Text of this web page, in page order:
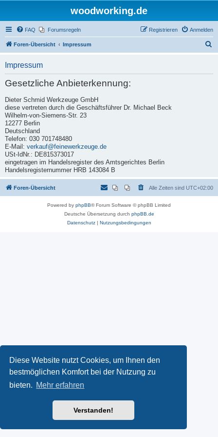
Diese Website nutzt Cookies, um Ihnen den
bestmöglichen Komfort bei der Nutzung zu
bieten. Mehr erfahren
Verstanden!
woodworking.de
FAQ Forumsregeln Anmelden
Registrieren
Foren-Übersicht Impressum
Impressum
Gesetzliche Anbieterkennung:
Dieter Schmid Werkzeuge GmbH
diese vertreten durch die Geschäftsführer Dr. Michael Beck
Wilhelm-von-Siemens-Str. 23
12277 Berlin
Deutschland
Telefon: 030 701748480
E-Mail: verkauf@feinewerkzeuge.de
USt-IdNr.: DE815373017
eingetragen im Handelsregister des Amtsgerichtes Berlin
Handelsregisternummer HRB 143084 B
Foren-Übersicht Alle Zeiten sind UTC+02:00
Powered by phpBB® Forum Software © phpBB Limited
Deutsche Übersetzung durch phpBB.de
Datenschutz| Nutzungsbedingungen